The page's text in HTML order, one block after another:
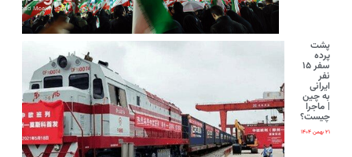
پشت
پرده
سفر ۱۵
نفر
ایرانی‌
به چین
| ماجرا
چیست؟
۲۱ بهمن ۱۴۰۴